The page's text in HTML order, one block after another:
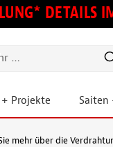
DETAILS
Projekte Saiten
mehr über die